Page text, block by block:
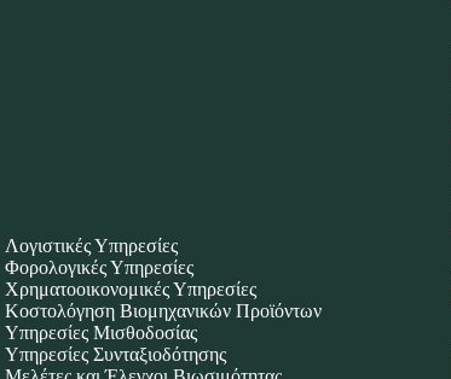
Λογιστικές Υπηρεσίες
Φορολογικές Υπηρεσίες
Χρηματοοικονομικές Υπηρεσίες
Κοστολόγηση Βιομηχανικών Προϊόντων
Υπηρεσίες Μισθοδοσίας
Υπηρεσίες Συνταξιοδότησης